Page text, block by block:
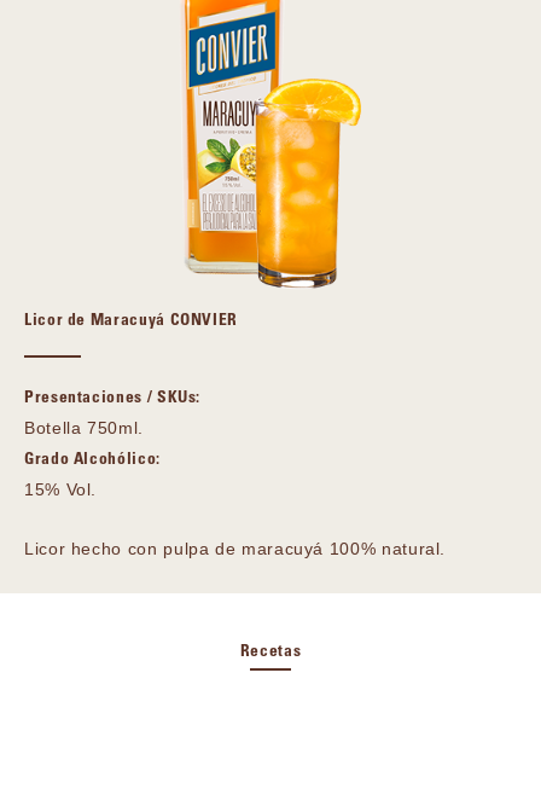
Licor de Maracuyá CONVIER
Presentaciones / SKUs:
Botella 750ml.
Grado Alcohólico:
15% Vol.
Licor hecho con pulpa de maracuyá 100% natural.
Recetas